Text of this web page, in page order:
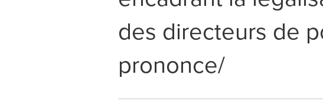
des directeurs de
prononce/